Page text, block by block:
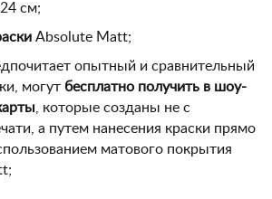
см;
Absolute Matt;
опытный и сравнительный
могут бесплатно получить в шоу-
, которые созданы не с
а путем нанесения краски прямо
матового покрытия